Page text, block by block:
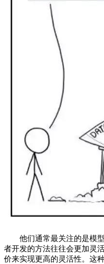
他们通常最关注的是模型
者开发的方法往往会更加灵
价来实现更高的灵活性。这